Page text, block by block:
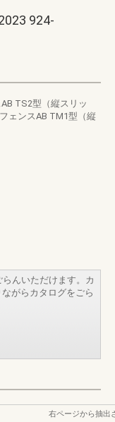
924-
TS2型（縦スリッ
フェンスAB TM1型（縦
んいただけます。カ
がらカタログをごら
右ページから抽出